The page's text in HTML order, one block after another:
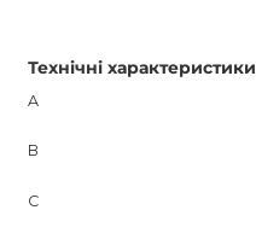
Технічні характеристики
A
B
C